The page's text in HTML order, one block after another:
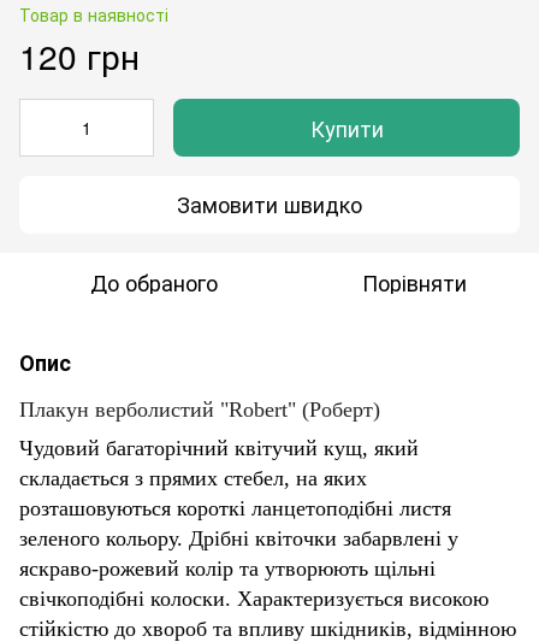
Товар в наявності
120 грн
Купити
Замовити швидко
До обраного Порівняти
Опис
Плакун верболистий "Robert" (Роберт)
Чудовий багаторічний квітучий кущ, який
складається з прямих стебел, на яких
розташовуються короткі ланцетоподібні листя
зеленого кольору. Дрібні квіточки забарвлені у
яскраво-рожевий колір та утворюють щільні
свічкоподібні колоски. Характеризується високою
стійкістю до хвороб та впливу шкідників, відмінною